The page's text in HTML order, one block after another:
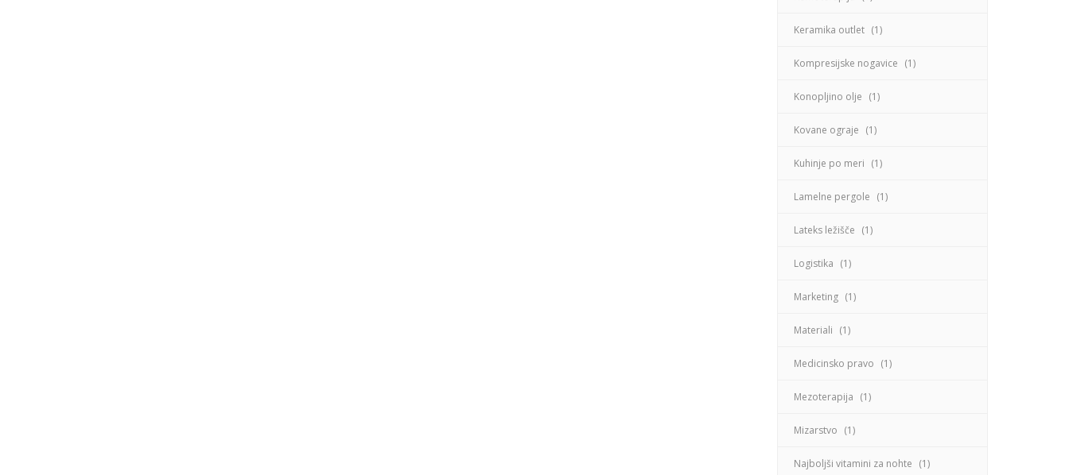
Keramika outlet (1)
Kompresijske nogavice (1)
Konopljino olje (1)
Kovane ograje (1)
Kuhinje po meri (1)
Lamelne pergole (1)
Lateks ležišče (1)
Logistika (1)
Marketing (1)
Materiali (1)
Medicinsko pravo (1)
Mezoterapija (1)
Mizarstvo (1)
Najboljši vitamini za nohte (1)